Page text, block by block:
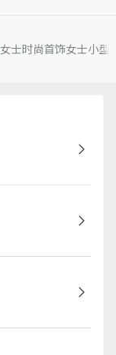
女士时尚首饰女士小型